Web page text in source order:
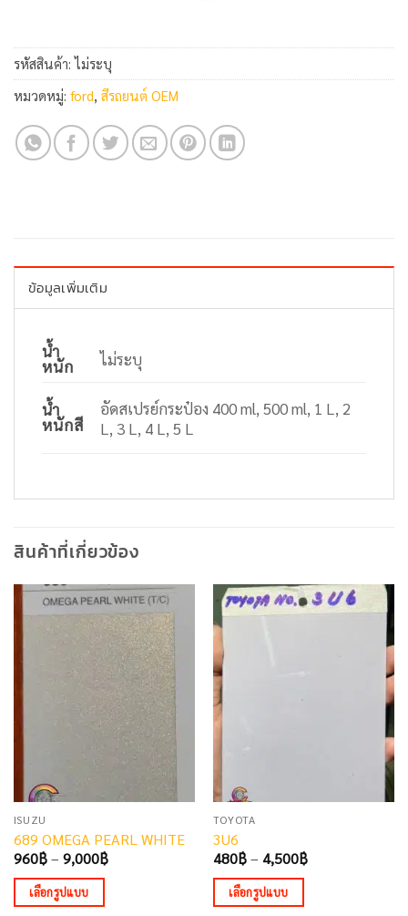
รหัสสินค้า:ไม่ระบุ
หมวดหมู่: ford, สีรถยนต์ OEM
ข้อมูลเพิ่มเติม
น้ำ
หนัก ไม่ระบุ
น้ำ
หนักสี
อัดสเปรย์กระป๋อง 400 ml, 500 ml, 1 L, 2
L, 3 L, 4 L, 5 L
สินค้าที่เกี่ยวข้อง
ISUZU
689 OMEGA PEARL WHITE
960฿ – 9,000฿Price
เลือกรูปแบบ
TOYOTA
3U6
480฿ – 4,500฿Price
เลือกรูปแบบ